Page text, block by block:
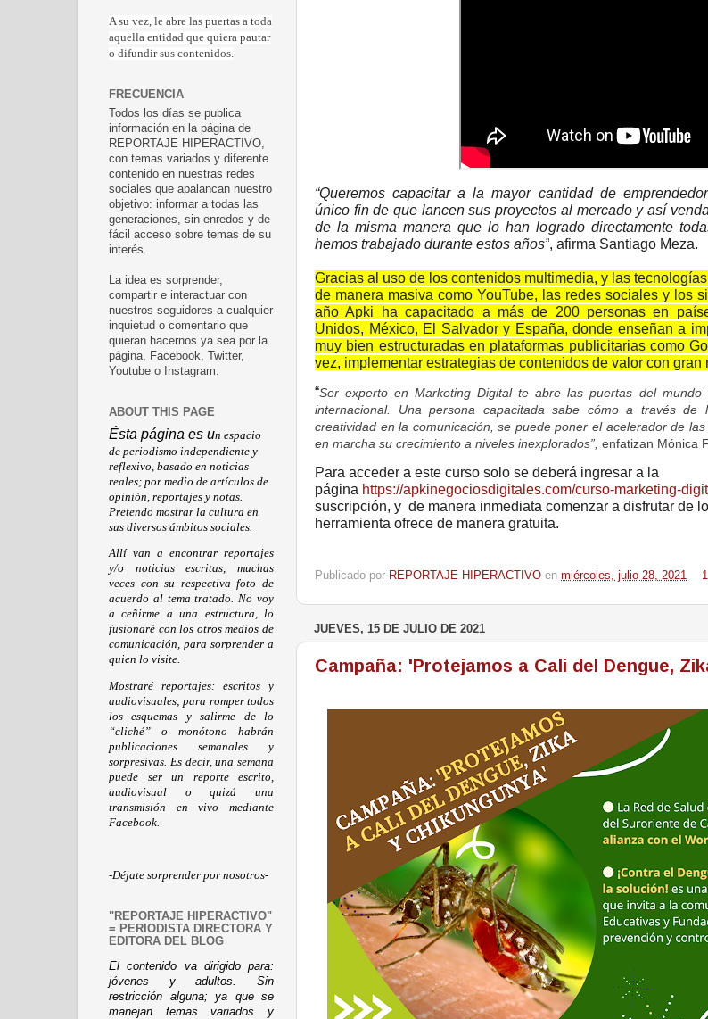
“Queremos capacitar a la mayor cantidad de
único fin de que lancen sus proyectos al mercado y así
de la misma manera que lo han logrado directamente
hemos trabajado durante estos años”, afirma Santiago Meza.
Gracias al uso de los contenidos multimedia, y las
de manera masiva como YouTube, las redes sociales y los
año Apki ha capacitado a más de 200 personas en
Unidos, México, El Salvador y España, donde enseñan a
muy bien estructuradas en plataformas publicitarias como
vez, implementar estrategias de contenidos de valor con gran
“Ser experto en Marketing Digital te abre las puertas del
internacional. Una persona capacitada sabe cómo a través de
creatividad en la comunicación, se puede poner el acelerador de
en marcha su crecimiento a niveles inexplorados”, enfatizan Mónica
Para acceder a este curso solo se deberá ingresar a la
página https://apkinegociosdigitales.com/curso-marketing-
suscripción, y de manera inmediata comenzar a disfrutar de
herramienta ofrece de manera gratuita.
Publicado por REPORTAJE HIPERACTIVO en miércoles, julio 28, 2021
JUEVES, 15 DE JULIO DE 2021
Campaña: 'Protejamos a Cali del Dengue,
A su vez, le abre las puertas a toda
aquella entidad que quiera pautar
o difundir sus contenidos.
FRECUENCIA
Todos los días se publica
información en la página de
REPORTAJE HIPERACTIVO,
con temas variados y diferente
contenido en nuestras redes
sociales que apalancan nuestro
objetivo: informar a todas las
generaciones, sin enredos y de
fácil acceso sobre temas de su
interés.
La idea es sorprender,
compartir e interactuar con
nuestros seguidores a cualquier
inquietud o comentario que
quieran hacernos ya sea por la
página, Facebook, Twitter,
Youtube o Instagram.
ABOUT THIS PAGE
Ésta página es un espacio
de periodismo independiente y
reflexivo, basado en noticias
reales; por medio de artículos de
opinión, reportajes y notas.
Pretendo mostrar la cultura en
sus diversos ámbitos sociales.
Allí van a encontrar reportajes
y/o noticias escritas, muchas
veces con su respectiva foto de
acuerdo al tema tratado. No voy
a ceñirme a una estructura, lo
fusionaré con los otros medios de
comunicación, para sorprender a
quien lo visite.
Mostraré reportajes: escritos y
audiovisuales; para romper todos
los esquemas y salirme de lo
“cliché” o monótono habrán
publicaciones semanales y
sorpresivas. Es decir, una semana
puede ser un reporte escrito,
audiovisual o quizá una
transmisión en vivo mediante
Facebook.
-Déjate sorprender por nosotros-
"REPORTAJE HIPERACTIVO"
= PERIODISTA DIRECTORA Y
EDITORA DEL BLOG
El contenido va dirigido para:
jóvenes y adultos. Sin
restricción alguna; ya que se
manejan temas variados y